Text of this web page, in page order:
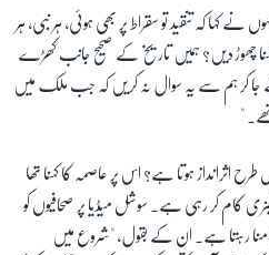
کہا کہ تنقید تو سقراط پر بھی ہوئی، ہر نبی، ہر
چھوڑ دیں؟ ہمیں تاریخ کے صحیح جانب کھڑے
جا کر ہم سے یہ سوال نہ کریں کہ جب ملک میں
"
طرح اثرانداز ہوتا ہے؟ اس پر عاصمہ کا کہنا تھا
کام کر رہی ہے۔ سوشل میڈیا پر صحافیوں کو
سامنا رہتا ہے۔ ان کے بقول، "شروع میں